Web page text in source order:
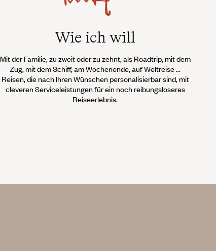
Wie ich will
Mit der Familie, zu zweit oder zu zehnt, als Roadtrip, mit dem
Zug, mit dem Schiff, am Wochenende, auf Weltreise ...
Reisen, die nach Ihren Wünschen personalisierbar sind, mit
cleveren Serviceleistungen für ein noch reibungsloseres
Reiseerlebnis.